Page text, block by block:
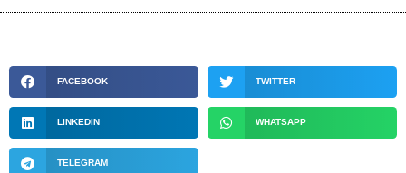
FACEBOOK TWITTER
LINKEDIN WHATSAPP
TELEGRAM